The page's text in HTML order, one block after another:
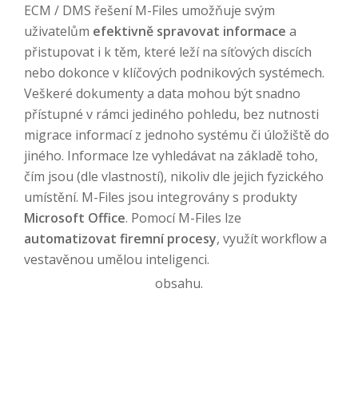
ECM / DMS řešení M-Files umožňuje svým
uživatelům efektivně spravovat informace a
přistupovat i k těm, které leží na síťových discích
nebo dokonce v klíčových podnikových systémech.
Veškeré dokumenty a data mohou být snadno
přístupné v rámci jediného pohledu, bez nutnosti
migrace informací z jednoho systému či úložiště do
jiného. Informace lze vyhledávat na základě toho,
čím jsou (dle vlastností), nikoliv dle jejich fyzického
umístění. M-Files jsou integrovány s produkty
Microsoft Office. Pomocí M-Files lze
automatizovat firemní procesy, využít workflow a
vestavěnou umělou inteligenci.
PřijměteReklamnícookies pro zobrazení
obsahu.